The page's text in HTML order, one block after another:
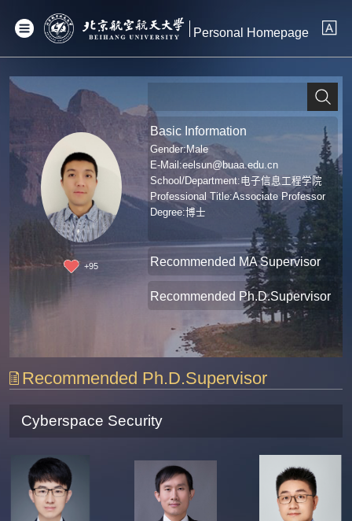
Personal Homepage
+95
Basic Information
Gender:Male
E-Mail:eelsun@buaa.edu.cn
School/Department:电子信息工程学院
Professional Title:Associate Professor
Degree:博士
Recommended MA Supervisor
Recommended Ph.D.Supervisor
Recommended Ph.D.Supervisor
Cyberspace Security